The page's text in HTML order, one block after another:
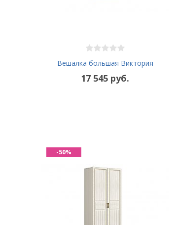
Вешалка большая Виктория
17 545 руб.
-50%